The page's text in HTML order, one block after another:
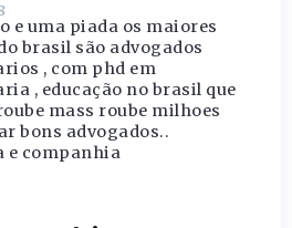
e uma piada os maiores
brasil são advogados
, com phd em
, educação no brasil que
mass roube milhoes
bons advogados..
e companhia